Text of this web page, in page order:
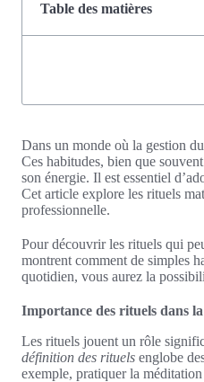
Table des matières
Dans un monde où la gestion
Ces habitudes, bien que
son énergie. Il est essentiel
Cet article explore les rituels
professionnelle.
Pour découvrir les rituels qui
montrent comment de simples
quotidien, vous aurez la
Importance des rituels dans
Les rituels jouent un rôle
définition des rituels englobe
exemple, pratiquer la